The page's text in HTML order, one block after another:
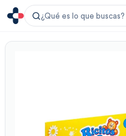
¿Qué es lo que buscas?